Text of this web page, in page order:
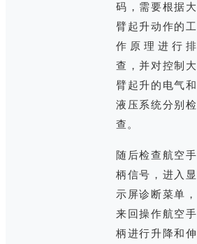
码，需要根据大
臂起升动作的工
作原理进行排
查，并对控制大
臂起升的电气和
液压系统分别检
查。
随后检查航空手
柄信号，进入显
示屏诊断菜单，
来回操作航空手
柄进行升降和伸